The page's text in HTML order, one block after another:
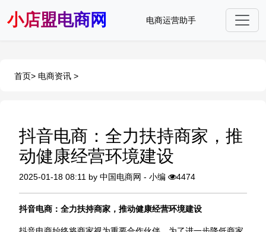
小店盟电商网 电商运营助手
首页> 电商资讯 >
抖音电商：全力扶持商家，推
动健康经营环境建设
2025-01-18 08:11 by 中国电商网 - 小编 4474
抖音电商：全力扶持商家，推动健康经营环境建设